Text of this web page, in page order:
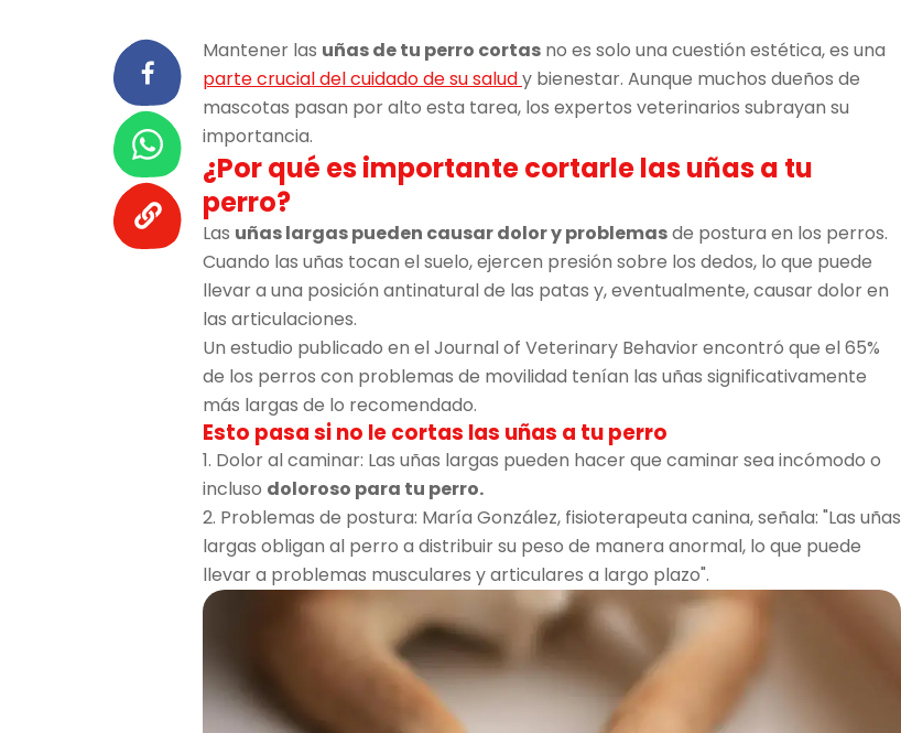
Mantener las uñas de tu perro cortas no es solo una cuestión estética, es una
parte crucial del cuidado de su saludy bienestar. Aunque muchos dueños de
mascotas pasan por alto esta tarea, los expertos veterinarios subrayan su
importancia.
¿Por qué es importante cortarle las uñas a tu
perro?
Las uñas largas pueden causar dolor y problemasde postura en los perros.
Cuando las uñas tocan el suelo, ejercen presión sobre los dedos, lo que puede
llevar a una posición antinatural de las patas y, eventualmente, causar dolor en
las articulaciones.
Un estudio publicado en el Journal of Veterinary Behavior encontró que el 65%
de los perros con problemas de movilidad tenían las uñas significativamente
más largas de lo recomendado.
Esto pasa si no le cortas las uñas a tu perro
1. Dolor al caminar: Las uñas largas pueden hacer que caminar sea incómodo o
incluso doloroso para tu perro.
2. Problemas de postura: María González, fisioterapeuta canina, señala: "Las uñas
largas obligan al perro a distribuir su peso de manera anormal, lo que puede
llevar a problemas musculares y articulares a largo plazo".